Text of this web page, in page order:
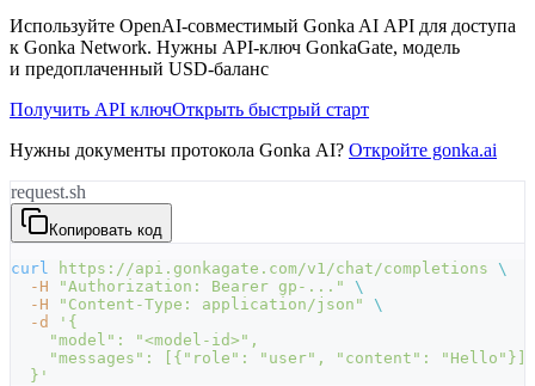
Используйте OpenAI-совместимый Gonka AI API для доступа
к Gonka Network. Нужны API-ключ GonkaGate, модель
и предоплаченный USD-баланс
Получить API ключОткрыть быстрый старт
Нужны документы протокола Gonka AI? Откройте gonka.ai
request.sh
Копировать код
curl https://api.gonkagate.com/v1/chat/completions \
  -H
"Authorization: Bearer gp-..."
\
  -H
"Content-Type: application/json"
\
  -d
'{
    "model": "<model-id>",
    "messages": [{"role": "user", "content": "Hello"}]
  }'